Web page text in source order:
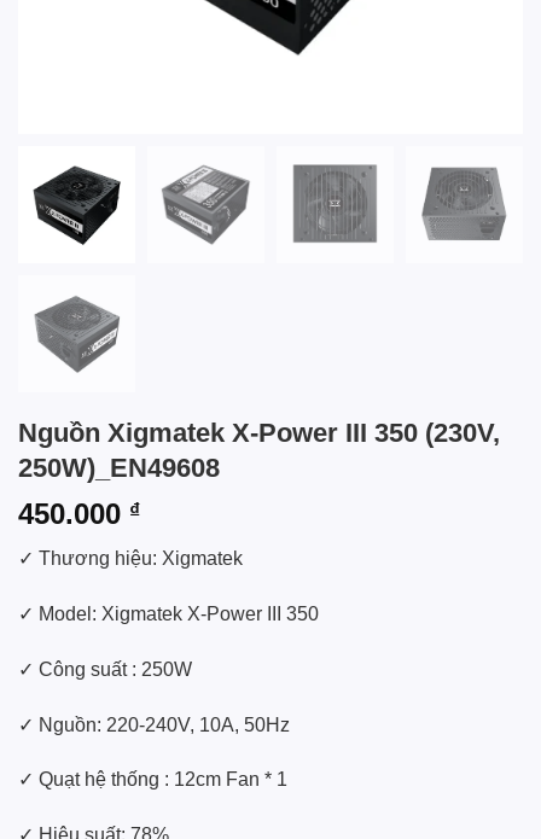
Nguồn Xigmatek X-Power III 350 (230V,
250W)_EN49608
450.000 ₫
✓ Thương hiệu: Xigmatek
✓ Model: Xigmatek X-Power III 350
✓ Công suất : 250W
✓ Nguồn: 220-240V, 10A, 50Hz
✓ Quạt hệ thống : 12cm Fan * 1